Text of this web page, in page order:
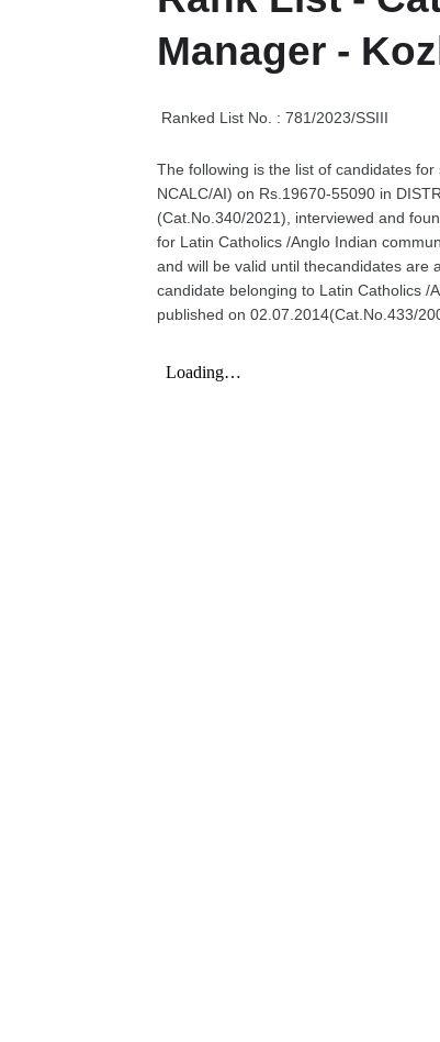
Manager -
Ranked List No. : 781/2023/SSIII
The following is the list of candidates
NCALC/AI) on Rs.19670-55090 in
(Cat.No.340/2021), interviewed and
for Latin Catholics /Anglo Indian
and will be valid until thecandidates are
candidate belonging to Latin Catholics /
published on 02.07.2014(Cat.No.433/